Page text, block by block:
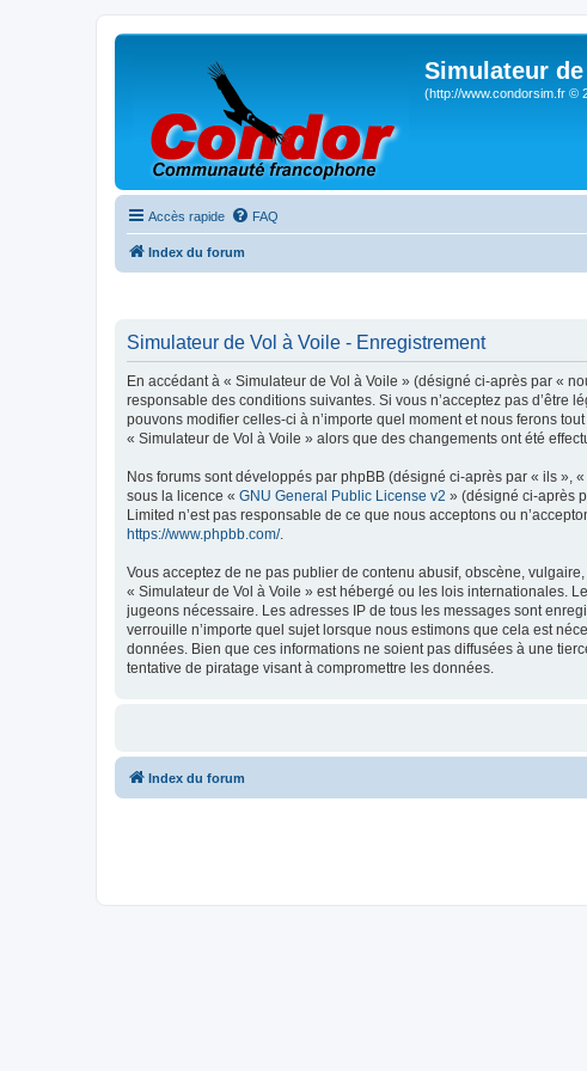
Simulateur
(http://www.condorsim.fr ©
Accès rapide FAQ
Index du forum
Simulateur de Vol à Voile - Enregistrement
En accédant à « Simulateur de Vol à Voile » (désigné ci-après par «
responsable des conditions suivantes. Si vous n’acceptez pas d’être
pouvons modifier celles-ci à n’importe quel moment et nous ferons
« Simulateur de Vol à Voile » alors que des changements ont été
Nos forums sont développés par phpBB (désigné ci-après par « ils »,
sous la licence « GNU General Public License v2 » (désigné ci-après
Limited n’est pas responsable de ce que nous acceptons ou
https://www.phpbb.com/.
Vous acceptez de ne pas publier de contenu abusif, obscène,
« Simulateur de Vol à Voile » est hébergé ou les lois internationales.
jugeons nécessaire. Les adresses IP de tous les messages sont
verrouille n’importe quel sujet lorsque nous estimons que cela est
données. Bien que ces informations ne soient pas diffusées à une
tentative de piratage visant à compromettre les données.
Index du forum